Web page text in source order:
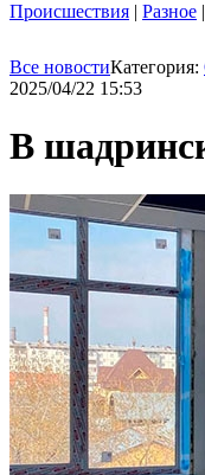
Происшествия | Разное |
Все новостиКатегория:
2025/04/22 15:53
В